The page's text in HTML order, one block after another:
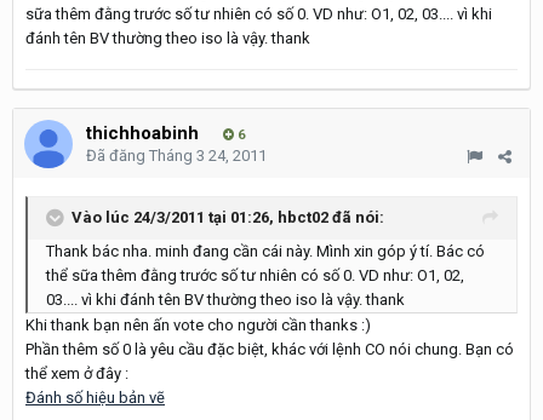
sữa thêm đằng trước số tư nhiên có số 0. VD như: O1, 02, 03.... vì khi
đánh tên BV thường theo iso là vậy. thank
thichhoabinh 6
Đã đăng Tháng 3 24, 2011
Vào lúc 24/3/2011 tại 01:26, hbct02 đã nói:
Thank bác nha. minh đang cần cái này. Mình xin góp ý tí. Bác có
thể sữa thêm đằng trước số tư nhiên có số 0. VD như: O1, 02,
03.... vì khi đánh tên BV thường theo iso là vậy. thank
Khi thank bạn nên ấn vote cho người cần thanks :)
Phần thêm số 0 là yêu cầu đặc biệt, khác với lệnh CO nói chung. Bạn có
thể xem ở đây :
Đánh số hiệu bản vẽ